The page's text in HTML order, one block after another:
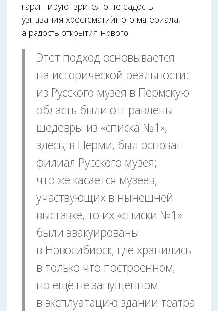
гарантируют зрителю не радость
узнавания хрестоматийного материала,
а радость открытия нового.
Этот подход основывается
на исторической реальности:
из Русского музея в Пермскую
область были отправлены
шедевры из «списка №1»,
здесь, в Перми, был основан
филиал Русского музея;
что же касается музеев,
участвующих в нынешней
выставке, то их «списки №1»
были эвакуированы
в Новосибирск, где хранились
в только что построенном,
но ещё не запущенном
в эксплуатацию здании театра